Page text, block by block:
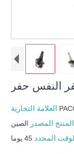
النفس حفر
المنتج المصدر الصين
المحدد 45 يوما